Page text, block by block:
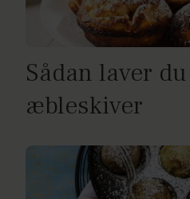
Sådan laver
æbleskiver